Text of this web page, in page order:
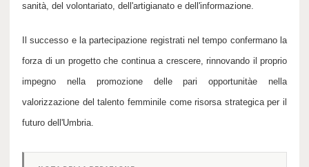
sanità, del volontariato, dell'artigianato e dell'informazione.
Il successo e la partecipazione registrati nel tempo confermano la
forza di un progetto che continua a crescere, rinnovando il proprio
impegno nella promozione dellepari opportunitàe nella
valorizzazione del talento femminile come risorsa strategica per il
futuro dell'Umbria.